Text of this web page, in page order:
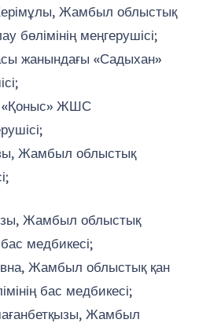
Жамбыл облыстық
бөлімінің меңгерушісі;
жанындағы «Садыхан»
«Қоныс» ЖШС
Жамбыл облыстық
Жамбыл облыстық
медбикесі;
Жамбыл облыстық қан
бас медбикесі;
Жамбыл